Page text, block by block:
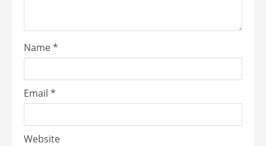
Name*
Email *
Website